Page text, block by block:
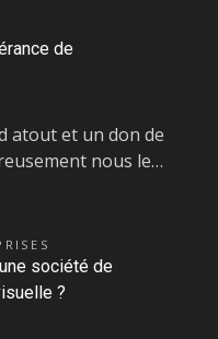
de
atout et un don de
nous le…
société de
?